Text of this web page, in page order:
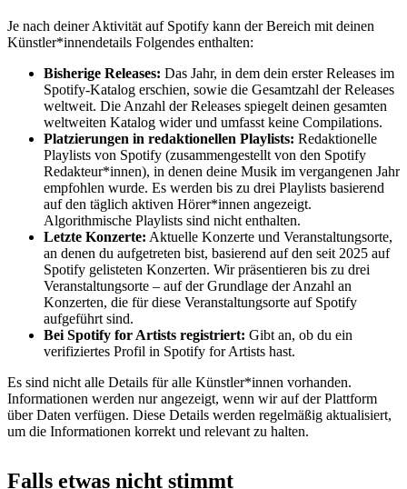
Je nach deiner Aktivität auf Spotify kann der Bereich mit deinen
Künstler*innendetails Folgendes enthalten:
Bisherige Releases: Das Jahr, in dem dein erster Releases im
Spotify-Katalog erschien, sowie die Gesamtzahl der Releases
weltweit. Die Anzahl der Releases spiegelt deinen gesamten
weltweiten Katalog wider und umfasst keine Compilations.
Platzierungen in redaktionellen Playlists: Redaktionelle
Playlists von Spotify (zusammengestellt von den Spotify
Redakteur*innen), in denen deine Musik im vergangenen Jahr
empfohlen wurde. Es werden bis zu drei Playlists basierend
auf den täglich aktiven Hörer*innen angezeigt.
Algorithmische Playlists sind nicht enthalten.
Letzte Konzerte: Aktuelle Konzerte und Veranstaltungsorte,
an denen du aufgetreten bist, basierend auf den seit 2025 auf
Spotify gelisteten Konzerten. Wir präsentieren bis zu drei
Veranstaltungsorte – auf der Grundlage der Anzahl an
Konzerten, die für diese Veranstaltungsorte auf Spotify
aufgeführt sind.
Bei Spotify for Artists registriert: Gibt an, ob du ein
verifiziertes Profil in Spotify for Artists hast.
Es sind nicht alle Details für alle Künstler*innen vorhanden.
Informationen werden nur angezeigt, wenn wir auf der Plattform
über Daten verfügen. Diese Details werden regelmäßig aktualisiert,
um die Informationen korrekt und relevant zu halten.
Falls etwas nicht stimmt